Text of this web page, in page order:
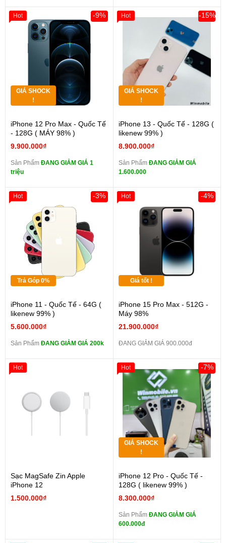
GIÁ SHOCK
!
iPhone 12 Pro Max - Quốc Tế
- 128G ( MÁY 98% )
9.900.000₫
-9%
Sản Phẩm ĐANG GIẢM GIÁ 1
triệu
Hot
GIÁ SHOCK
!
iPhone 13 - Quốc Tế - 128G (
likenew 99% )
8.900.000₫
-15%
Sản Phẩm ĐANG GIẢM GIÁ
1.600.000
Hot
Trả Góp 0%
iPhone 11 - Quốc Tế - 64G (
likenew 99% )
5.600.000₫
-3%
Sản Phẩm ĐANG GIẢM GIÁ 200k
Hot
Giá tốt !
iPhone 15 Pro Max - 512G -
Máy 98%
21.900.000₫
-4%
ĐANG GIẢM GIÁ 900.000đ
Hot
Sạc MagSafe Zin Apple
iPhone 12
1.500.000₫
Hot
GIÁ SHOCK
!
iPhone 12 Pro - Quốc Tế -
128G ( likenew 99% )
8.300.000₫
-7%
Sản Phẩm ĐANG GIẢM GIÁ
600.000đ
Hot